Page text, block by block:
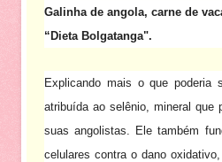
Galinha de angola, carne de
“Dieta Bolgatanga".
Explicando mais o que
atribuída ao selênio, mineral que
suas angolistas.
Ele também
celulares contra o dano